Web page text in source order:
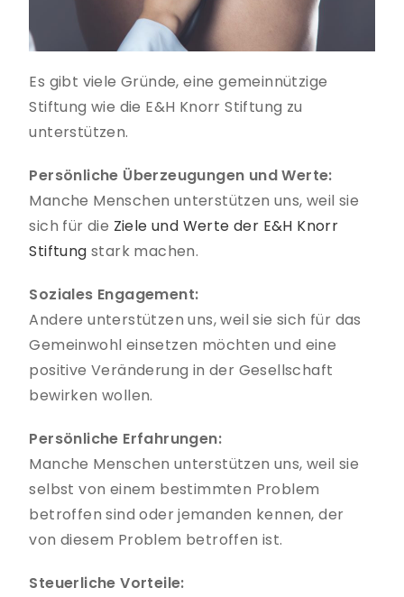
Es gibt viele Gründe, eine gemeinnützige
Stiftung wie die E&H Knorr Stiftung zu
unterstützen.
Persönliche Überzeugungen und Werte:
Manche Menschen unterstützen uns, weil sie
sich für die Ziele und Werte der E&H Knorr
Stiftung stark machen.
Soziales Engagement:
Andere unterstützen uns, weil sie sich für das
Gemeinwohl einsetzen möchten und eine
positive Veränderung in der Gesellschaft
bewirken wollen.
Persönliche Erfahrungen:
Manche Menschen unterstützen uns, weil sie
selbst von einem bestimmten Problem
betroffen sind oder jemanden kennen, der
von diesem Problem betroffen ist.
Steuerliche Vorteile: